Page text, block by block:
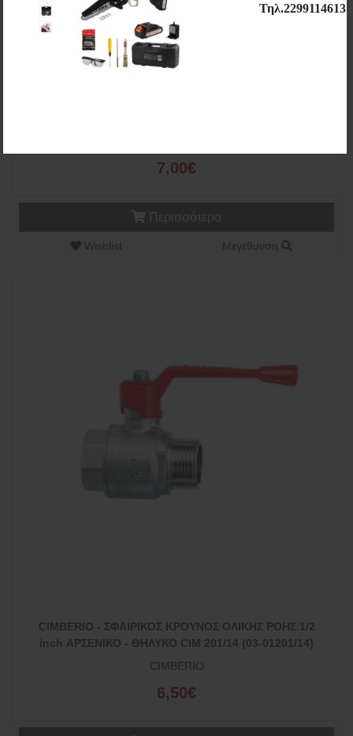
7,00€
Wishlist Μεγέθυνση
CIMBERIO - ΣΦΑΙΡΙΚΟΣ ΚΡΟΥΝΟΣ ΟΛΙΚΗΣ ΡΟΗΣ 1/2
inch ΑΡΣΕΝΙΚΟ - ΘΗΛΥΚΟ CIM 201/14 (03-01201/14)
CIMBERIO
6,50€
Τηλ.2299114613